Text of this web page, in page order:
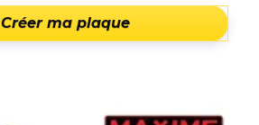
Créer ma plaque